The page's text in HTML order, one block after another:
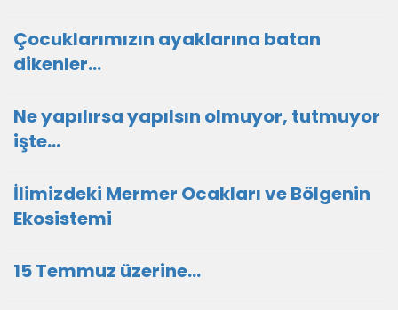
Çocuklarımızın ayaklarına batan
dikenler…
Ne yapılırsa yapılsın olmuyor, tutmuyor
işte...
İlimizdeki Mermer Ocakları ve Bölgenin
Ekosistemi
15 Temmuz üzerine…